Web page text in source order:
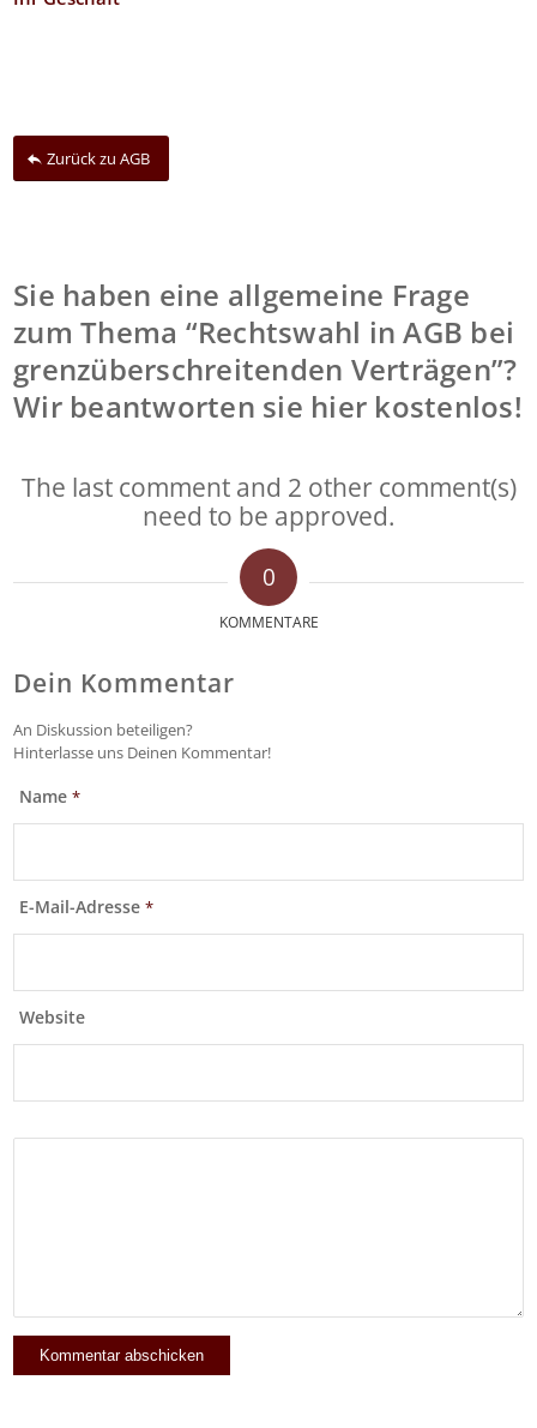
Zurück zu AGB
Sie haben eine allgemeine Frage
zum Thema “Rechtswahl in AGB bei
grenzüberschreitenden Verträgen”?
Wir beantworten sie hier kostenlos!
The last comment and 2 other comment(s)
need to be approved.
0
KOMMENTARE
Dein Kommentar
An Diskussion beteiligen?
Hinterlasse uns Deinen Kommentar!
Name*
E-Mail-Adresse*
Website